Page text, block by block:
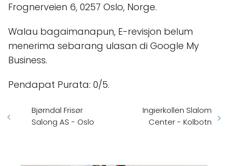
Frognerveien 6, 0257 Oslo, Norge.
Walau bagaimanapun, E-revisjon belum
menerima sebarang ulasan di Google My
Business.
Pendapat Purata: 0/5.
Bjørndal Frisør
Salong AS - Oslo
Ingierkollen Slalom
Center - Kolbotn